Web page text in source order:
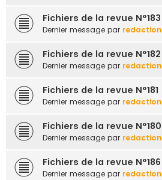
Fichiers de la revue N°183
Dernier message par redaction
Fichiers de la revue N°182
Dernier message par redaction
Fichiers de la revue N°181
Dernier message par redaction
Fichiers de la revue N°180
Dernier message par redaction
Fichiers de la revue N°186
Dernier message par redaction